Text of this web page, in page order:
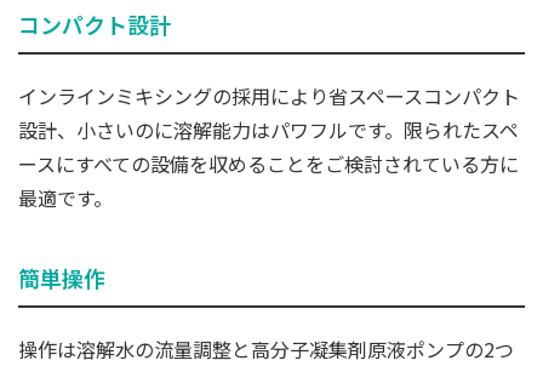
コンパクト設計
インラインミキシングの採用により省スペースコンパクト
設計、小さいのに溶解能力はパワフルです。限られたスペ
ースにすべての設備を収めることをご検討されている方に
最適です。
簡単操作
操作は溶解水の流量調整と高分子凝集剤原液ポンプの2つ